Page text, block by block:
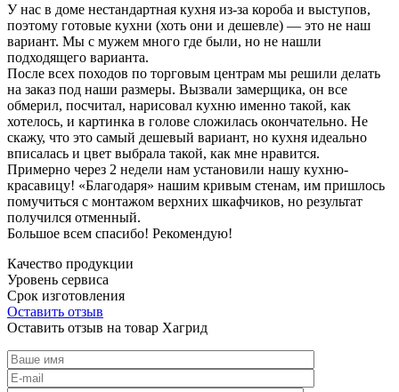
У нас в доме нестандартная кухня из-за короба и выступов,
поэтому готовые кухни (хоть они и дешевле) — это не наш
вариант. Мы с мужем много где были, но не нашли
подходящего варианта.
После всех походов по торговым центрам мы решили делать
на заказ под наши размеры. Вызвали замерщика, он все
обмерил, посчитал, нарисовал кухню именно такой, как
хотелось, и картинка в голове сложилась окончательно. Не
скажу, что это самый дешевый вариант, но кухня идеально
вписалась и цвет выбрала такой, как мне нравится.
Примерно через 2 недели нам установили нашу кухню-
красавицу! «Благодаря» нашим кривым стенам, им пришлось
помучиться с монтажом верхних шкафчиков, но результат
получился отменный.
Большое всем спасибо! Рекомендую!
Качество продукции
Уровень сервиса
Срок изготовления
Оставить отзыв
Оставить отзыв на товар Хагрид